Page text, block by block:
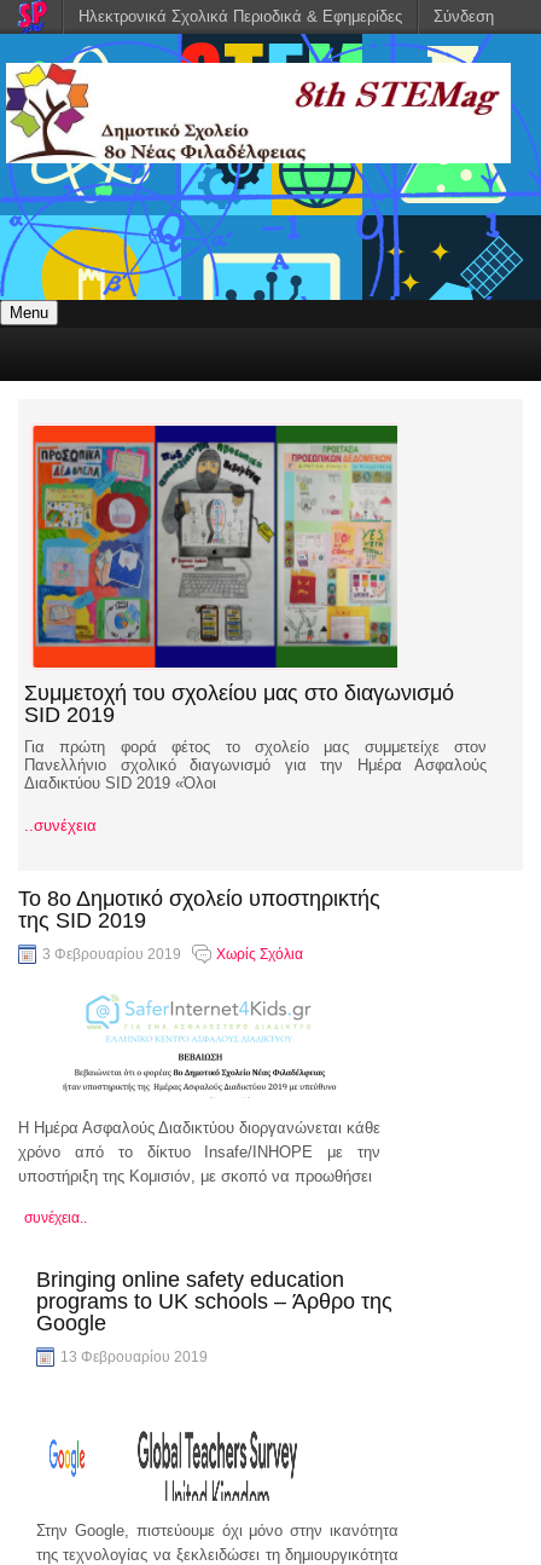
Menu
Συμμετοχή του σχολείου μας στο διαγωνισμό
SID 2019
Για πρώτη φορά φέτος το σχολείο μας συμμετείχε στον
Πανελλήνιο σχολικό διαγωνισμό για την Ημέρα Ασφαλούς
Διαδικτύου SID 2019 «Όλοι
..συνέχεια
Το 8ο Δημοτικό σχολείο υποστηρικτής
της SID 2019
3 Φεβρουαρίου 2019 Χωρίς Σχόλια
Η Ημέρα Ασφαλούς Διαδικτύου διοργανώνεται κάθε
χρόνο από το δίκτυο Insafe/INHOPE με την
υποστήριξη της Κομισιόν, με σκοπό να προωθήσει
συνέχεια..
Bringing online safety education
programs to UK schools – Άρθρο της
Google
13 Φεβρουαρίου 2019
Στην Google, πιστεύουμε όχι μόνο στην ικανότητα
της τεχνολογίας να ξεκλειδώσει τη δημιουργικότητα
Ηλεκτρονικά Σχολικά Περιοδικά & Εφημερίδες Σύνδεση